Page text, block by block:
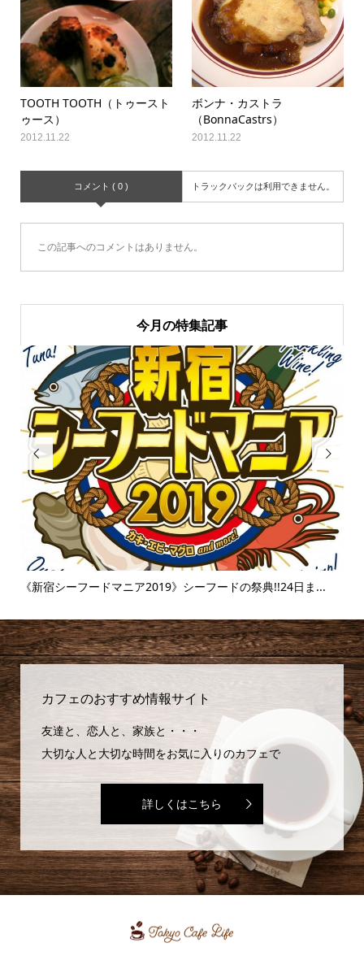
TOOTH TOOTH（トゥースト
ゥース）
2012.11.22
ボンナ・カストラ
（BonnaCastrs）
2012.11.22
コメント ( 0 ) トラックバックは利用できません。
この記事へのコメントはありません。
今月の特集記事

《富士そば》衝撃のタピオカ漬け丼!!販売延長を繰り返すその

友達と、恋人と、家族と・・・
大切な人と大切な時間をお気に入りのカフェで